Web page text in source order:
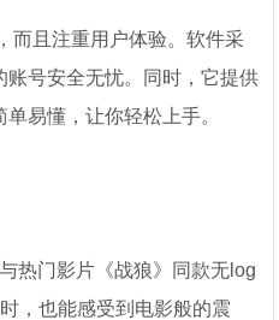
而且注重用户体验。软件采
账号安全无忧。同时，它提供
易懂，让你轻松上手。
热门影片《战狼》同款无log
，也能感受到电影般的震